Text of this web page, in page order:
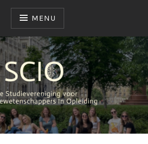
MENU
SCIO